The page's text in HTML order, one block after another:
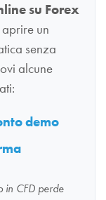
su Forex
un
senza
alcune
demo
in CFD perde